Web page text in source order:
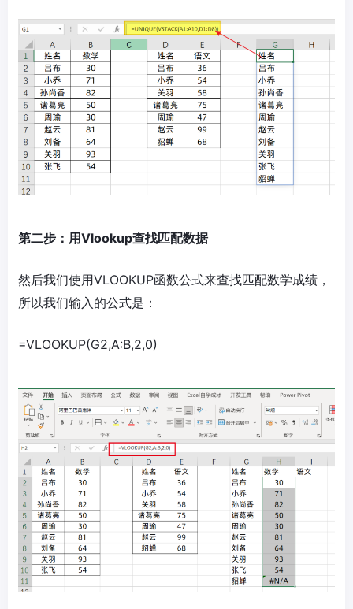
第二步：用Vlookup查找匹配数据
然后我们使用VLOOKUP函数公式来查找匹配数学成绩，
所以我们输入的公式是：
=VLOOKUP(G2,A:B,2,0)